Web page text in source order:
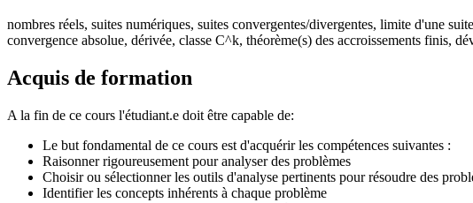
nombres réels, suites numériques, suites convergentes/divergentes, limite d'une
convergence absolue, dérivée, classe C^k, théorème(s) des accroissements finis,
Acquis de formation
A la fin de ce cours l'étudiant.e doit être capable de:
Le but fondamental de ce cours est d'acquérir les compétences suivantes :
Raisonner rigoureusement pour analyser des problèmes
Choisir ou sélectionner les outils d'analyse pertinents pour résoudre des
Identifier les concepts inhérents à chaque problème